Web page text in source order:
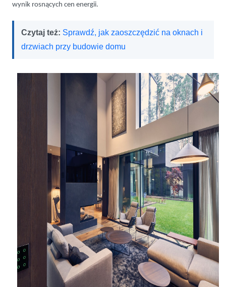
wynik rosnących cen energii.
Czytaj też: Sprawdź, jak zaoszczędzić na oknach i
drzwiach przy budowie domu